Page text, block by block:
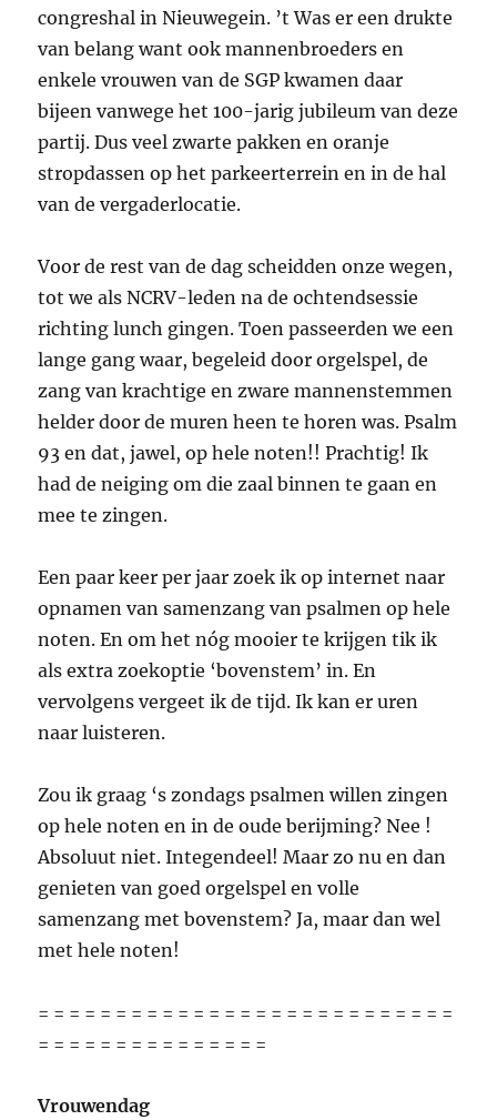
congreshal in Nieuwegein. ’t Was er een drukte
van belang want ook mannenbroeders en
enkele vrouwen van de SGP kwamen daar
bijeen vanwege het 100-jarig jubileum van deze
partij. Dus veel zwarte pakken en oranje
stropdassen op het parkeerterrein en in de hal
van de vergaderlocatie.
Voor de rest van de dag scheidden onze wegen,
tot we als NCRV-leden na de ochtendsessie
richting lunch gingen. Toen passeerden we een
lange gang waar, begeleid door orgelspel, de
zang van krachtige en zware mannenstemmen
helder door de muren heen te horen was. Psalm
93 en dat, jawel, op hele noten!! Prachtig! Ik
had de neiging om die zaal binnen te gaan en
mee te zingen.
Een paar keer per jaar zoek ik op internet naar
opnamen van samenzang van psalmen op hele
noten. En om het nóg mooier te krijgen tik ik
als extra zoekoptie ‘bovenstem’ in. En
vervolgens vergeet ik de tijd. Ik kan er uren
naar luisteren.
Zou ik graag ‘s zondags psalmen willen zingen
op hele noten en in de oude berijming? Nee !
Absoluut niet. Integendeel! Maar zo nu en dan
genieten van goed orgelspel en volle
samenzang met bovenstem? Ja, maar dan wel
met hele noten!
= = = = = = = = = = = = = = = = = = = = = = = = = = =
= = = = = = = = = = = = = = =
Vrouwendag